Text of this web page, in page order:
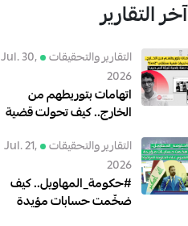
آخر التقارير
التقارير والتحقيقات
Jul. 30,
2026
اتهامات بتوريطهم من
الخارج.. كيف تحولت قضية
رقمية لتبرئة أنس حبيب؟
التقارير والتحقيقات
Jul. 21,
2026
#حكومة_المهاويل.. كيف
ضخّمت حسابات مؤيدة